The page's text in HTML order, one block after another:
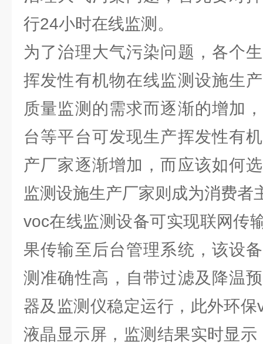
行24小时在线监测。
为了治理大气污染问题，各个
挥发性有机物在线监测设施生
质量监测的需求而逐渐的增加
台等平台可发现生产挥发性有
产厂家逐渐增加，而应该如何
监测设施生产厂家则成为消费者
voc在线监测设备可实现联网传
果传输至后台管理系统，该设
测准确性高，自带过滤及降温
器及监测仪稳定运行，此外环
液晶显示屏，监测结果实时显